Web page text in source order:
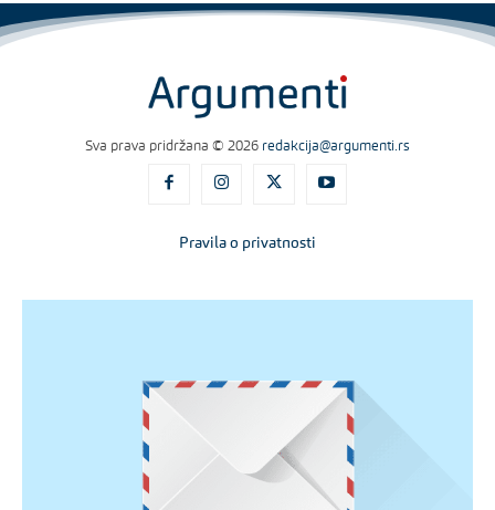
Sva prava pridržana © 2026 redakcija@argumenti.rs
Pravila o privatnosti